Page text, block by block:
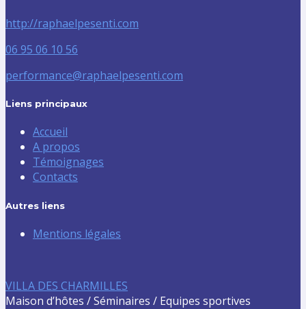
http://raphaelpesenti.com
06 95 06 10 56
performance@raphaelpesenti.com
Liens principaux
Accueil
A propos
Témoignages
Contacts
Autres liens
Mentions légales
VILLA DES CHARMILLES
Maison d’hôtes / Séminaires / Equipes sportives